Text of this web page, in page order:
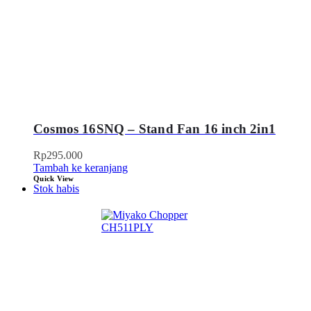
Cosmos 16SNQ – Stand Fan 16 inch 2in1
Rp295.000
Tambah ke keranjang
Quick View
Stok habis